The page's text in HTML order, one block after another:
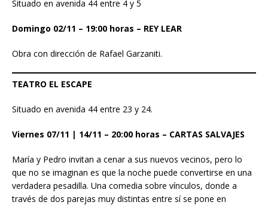
Situado en avenida 44 entre 4 y 5
Domingo 02/11 – 19:00 horas – REY LEAR
Obra con dirección de Rafael Garzaniti.
TEATRO EL ESCAPE
Situado en avenida 44 entre 23 y 24.
Viernes 07/11 | 14/11 – 20:00 horas – CARTAS SALVAJES
María y Pedro invitan a cenar a sus nuevos vecinos, pero lo
que no se imaginan es que la noche puede convertirse en una
verdadera pesadilla. Una comedia sobre vínculos, donde a
través de dos parejas muy distintas entre sí se pone en